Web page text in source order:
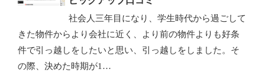
社会人三年目になり、学生時代から過ごして
きた物件からより会社に近く、より前の物件よりも好条
件で引っ越しをしたいと思い、引っ越しをしました。そ
の際、決めた時期が1…